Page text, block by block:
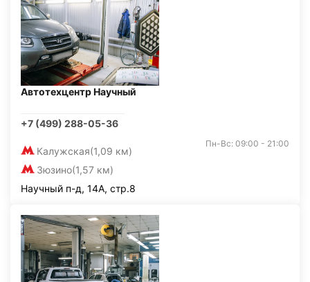
Автотехцентр Научный
+7 (499) 288-05-36
Калужская(1,09 км)
Зюзино(1,57 км)
Пн-Вс: 09:00 - 21:00
Научный п-д, 14А, стр.8